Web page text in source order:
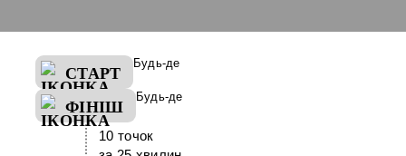
СТАРТ
Будь-де
ФІНІШ
Будь-де
10 точок